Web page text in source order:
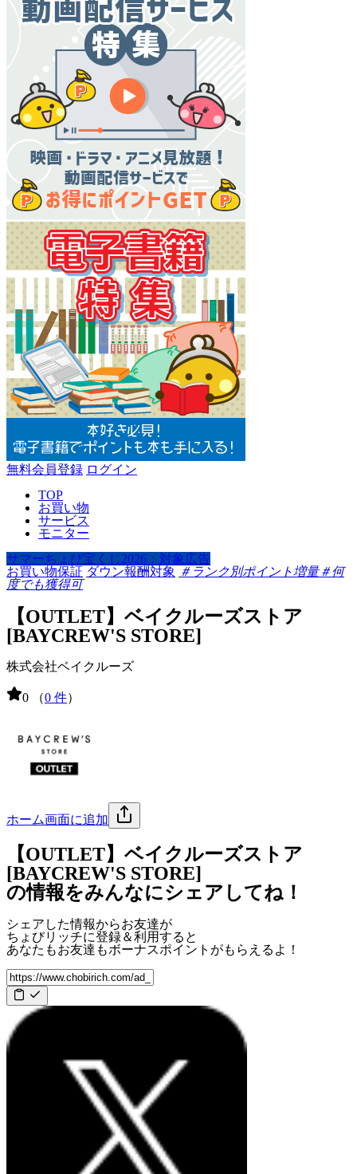
無料会員登録 ログイン
TOP
お買い物
サービス
モニター
サマーちょび宝くじ2026：対象広告
お買い物保証 ダウン報酬対象 ＃ランク別ポイント増量＃何
度でも獲得可
【OUTLET】ベイクルーズストア
[BAYCREW'S STORE]
株式会社ベイクルーズ
0 （0 件）
ホーム画面に追加
【OUTLET】ベイクルーズストア
[BAYCREW'S STORE]
の情報をみんなにシェアしてね！
シェアした情報からお友達が
ちょびリッチに登録＆利用すると
あなたもお友達もボーナスポイント がもらえるよ！